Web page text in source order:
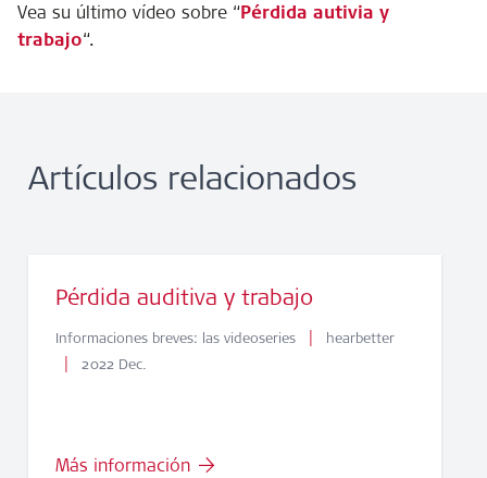
Vea su último vídeo sobre “Pérdida autivia y
trabajo“.
Artículos relacionados
Pérdida auditiva y trabajo
Informaciones breves: las videoseries | hearbetter
| 2022 Dec.
Más información